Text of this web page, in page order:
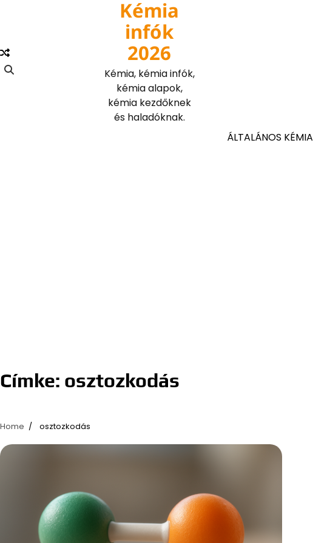
Kémia
infók
2026
Kémia, kémia infók,
kémia alapok,
kémia kezdőknek
és haladóknak.
ÁLTALÁNOS KÉMIA
Címke: osztozkodás
Home osztozkodás